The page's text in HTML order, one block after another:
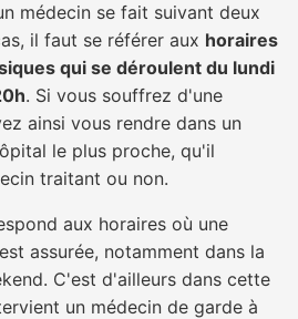
médecin se fait suivant deux
il faut se référer aux horaires
qui se déroulent du lundi
. Si vous souffrez d'une
ainsi vous rendre dans un
le plus proche, qu'il
traitant ou non.
aux horaires où une
assurée, notamment dans la
C'est d'ailleurs dans cette
un médecin de garde à